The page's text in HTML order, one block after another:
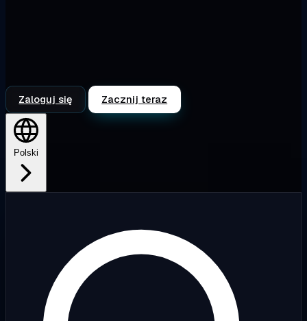
Zaloguj się Zacznij teraz
Polski